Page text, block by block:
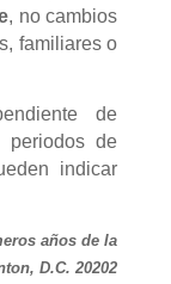
, no cambios
familiares o
de
periodos de
indicar
años de la
D.C. 20202